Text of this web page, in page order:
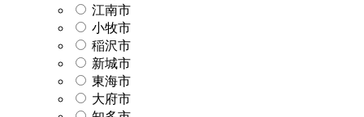
江南市
小牧市
稲沢市
新城市
東海市
大府市